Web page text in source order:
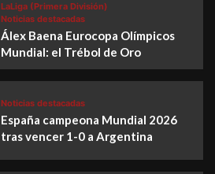
LaLiga (Primera División)
Noticias destacadas
Álex Baena Eurocopa Olímpicos
Mundial: el Trébol de Oro
Noticias destacadas
España campeona Mundial 2026
tras vencer 1-0 a Argentina